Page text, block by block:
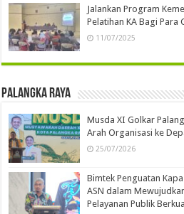
Jalankan Program
Pelatihan KA Bagi Para
11/07/2025
Palangka Raya
Musda XI Golkar
Arah Organisasi ke
25/07/2026
Bimtek Penguatan
ASN dalam
Pelayanan Publik